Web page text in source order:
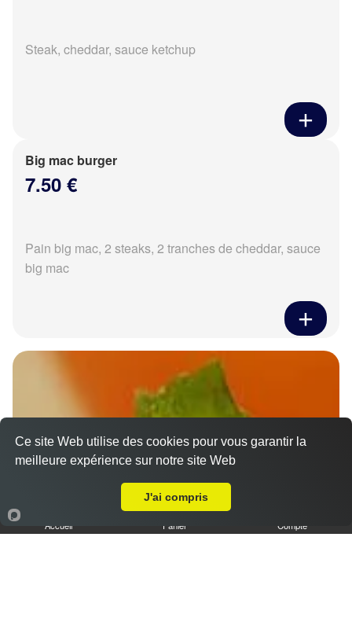
Steak, cheddar, sauce ketchup
Big mac burger
7.50 €
Pain big mac, 2 steaks, 2 tranches de cheddar, sauce
big mac
Accueil Panier Compte
Ce site Web utilise des cookies pour vous garantir la
meilleure expérience sur notre site Web
J'ai compris